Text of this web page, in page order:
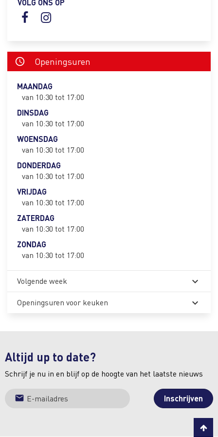
VOLG ONS OP
Facebookinstagram
schedule Openingsuren
MAANDAG
van 10:30 tot 17:00
DINSDAG
van 10:30 tot 17:00
WOENSDAG
van 10:30 tot 17:00
DONDERDAG
van 10:30 tot 17:00
VRIJDAG
van 10:30 tot 17:00
ZATERDAG
van 10:30 tot 17:00
ZONDAG
van 10:30 tot 17:00
Volgende week expand_more
Openingsuren voor keuken expand_more
Altijd up to date?
Schrijf je nu in en blijf op de hoogte van het laatste nieuws